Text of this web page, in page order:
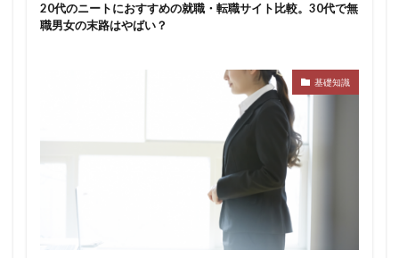
20代のニートにおすすめの就職・転職サイト比較。30代で無
職男女の末路はやばい？
基礎知識